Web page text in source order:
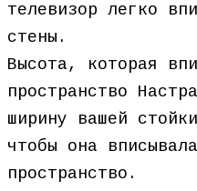
телевизор легко
стены.
Высота, которая
пространство
ширину вашей
чтобы она
пространство.